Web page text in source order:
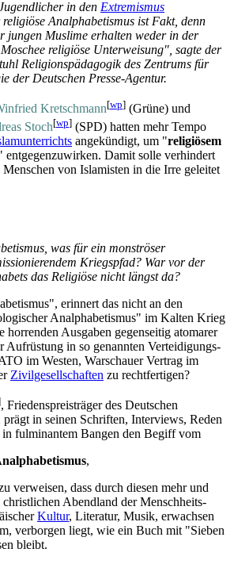
in den Extremismus
Analphabetismus ist Fakt, denn
jungen Muslime erhalten weder in der
religiöse Unterweisung", sagte der
Religions­pädagogik des Zentrums für
der Deutschen Presse-Agentur.
Kretschmann[wp] (Grüne) und
Stoch[wp] (SPD) hatten mehr Tempo
angekündigt, um "religiösem
entgegenzuwirken. Damit solle verhindert
Menschen von Islamisten in die Irre geleitet
was für ein monströser
Kriegspfad? War vor der
das Religiöse nicht längst da?
erinnert das nicht an den
Analphabetismus" im Kalten Krieg
horrenden Ausgaben gegenseitig atomarer
Aufrüstung in so genannten Verteidigungs­
im Westen, Warschauer Vertrag im
Zivilgesellschaften zu rechtfertigen?
, Friedenspreisträger des Deutschen
in seinen Schriften, Interviews, Reden
in fulminantem Bangen den Begiff vom
,
verweisen, dass durch diesen mehr und
christlichen Abendland der Menschheits­
Kultur, Literatur, Musik, erwachsen
verborgen liegt, wie ein Buch mit "Sieben
bleibt.